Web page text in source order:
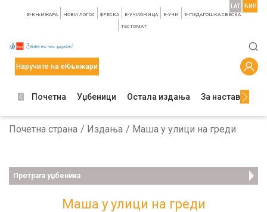
E-КЊИЖАРА НОВИ ЛОГОС ФРЕСКА E-УЧИОНИЦА E-УЧИ Е-ПЕДАГОШКА СВЕСКА
TЕСТОМАТ
LAT ЋИР
Наручите на еКњижари
Почетна Уџбеници Остала издања За наставнике
Почетна страна Издања Маша у улици на греди
Претрага уџбеника
Маша у улици на греди